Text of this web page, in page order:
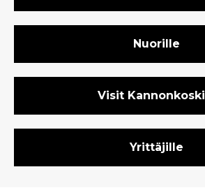
Nuorille
Visit Kannonkoski
Yrittäjille